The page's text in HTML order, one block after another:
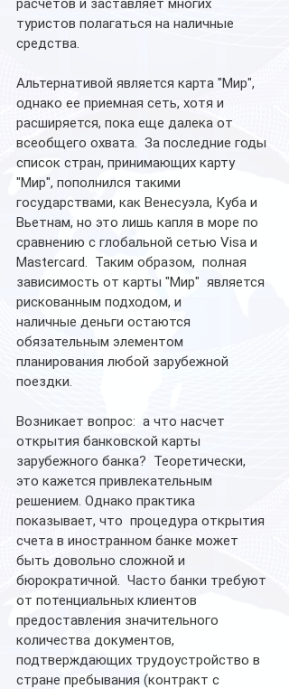
расчетов и заставляет многих
туристов полагаться на наличные
средства.
Альтернативой является карта "Мир",
однако ее приемная сеть, хотя и
расширяется, пока еще далека от
всеобщего охвата.  За последние годы
список стран, принимающих карту
"Мир", пополнился такими
государствами, как Венесуэла, Куба и
Вьетнам, но это лишь капля в море по
сравнению с глобальной сетью Visa и
Mastercard.  Таким образом,  полная
зависимость от карты "Мир"  является
рискованным подходом, и
наличные деньги остаются
обязательным элементом
планирования любой зарубежной
поездки.
Возникает вопрос:  а что насчет
открытия банковской карты
зарубежного банка?  Теоретически,
это кажется привлекательным
решением. Однако практика
показывает, что  процедура открытия
счета в иностранном банке может
быть довольно сложной и
бюрократичной.  Часто банки требуют
от потенциальных клиентов
предоставления значительного
количества документов,
подтверждающих трудоустройство в
стране пребывания (контракт с